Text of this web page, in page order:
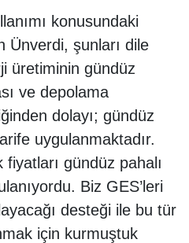
konusundaki
Ünverdi, şunları dile
üretiminin gündüz
ve depolama
dolayı; gündüz
uygulanmaktadır.
gündüz pahalı
Biz GES’leri
desteği ile bu tür
için kurmuştuk